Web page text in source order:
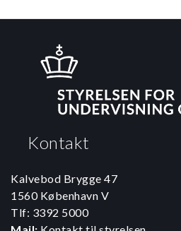
Kontakt
Kalvebod Brygge 47
1560 København V
Tlf: 3392 5000